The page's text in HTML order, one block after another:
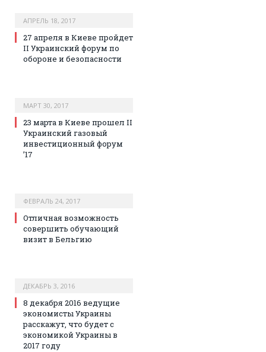
АПРЕЛЬ 18, 2017
27 апреля в Киеве пройдет
II Украинский форум по
обороне и безопасности
МАРТ 30, 2017
23 марта в Киеве прошел II
Украинский газовый
инвестиционный форум
’17
ФЕВРАЛЬ 24, 2017
Отличная возможность
совершить обучающий
визит в Бельгию
ДЕКАБРЬ 3, 2016
8 декабря 2016 ведущие
экономисты Украины
расскажут, что будет с
экономикой Украины в
2017 году